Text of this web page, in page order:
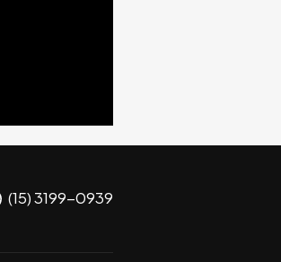
(15) 3199-0939